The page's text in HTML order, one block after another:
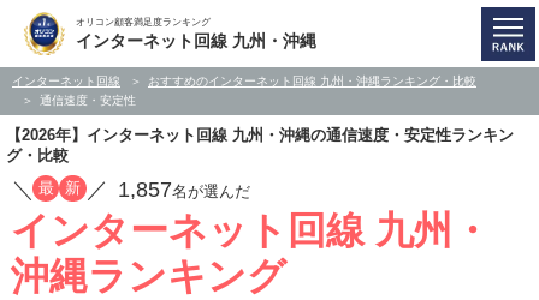
オリコン顧客満足度ランキング
インターネット回線 九州・沖縄
インターネット回線
おすすめのインターネット回線 九州・沖縄ランキング・比較
通信速度・安定性
【2026年】インターネット回線 九州・沖縄の通信速度・安定性ランキン
グ・比較
／ 最 新 ／ 1,857名が選んだ
インターネット回線 九州・
沖縄ランキング